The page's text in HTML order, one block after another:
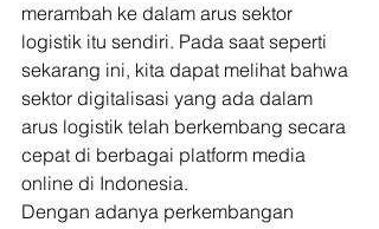
merambah ke dalam arus sektor
logistik itu sendiri. Pada saat seperti
sekarang ini, kita dapat melihat bahwa
sektor digitalisasi yang ada dalam
arus logistik telah berkembang secara
cepat di berbagai platform media
online di Indonesia.
Dengan adanya perkembangan